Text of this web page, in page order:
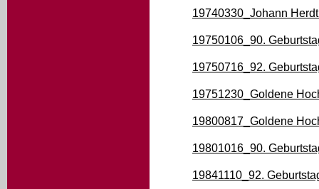
19740330_Johann
19750106_90.
19750716_92.
19751230_Goldene
19800817_Goldene
19801016_90.
19841110_92.